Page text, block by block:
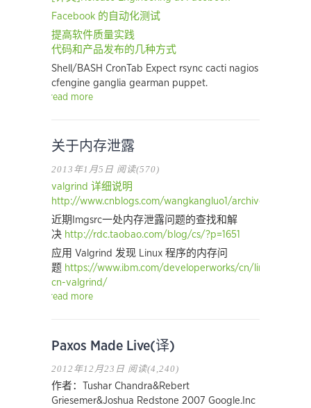
Facebook 的自动化测试
提高软件质量实践
代码和产品发布的几种方式
Shell/BASH CronTab Expect rsync cacti nagios
cfengine ganglia gearman puppet.
read more
关于内存泄露
2013年1月5日 阅读(570)
valgrind 详细说明
http://www.cnblogs.com/wangkangluo1/archive/2011/07/
近期Imgsrc一处内存泄露问题的查找和解
决 http://rdc.taobao.com/blog/cs/?p=1651
应用 Valgrind 发现 Linux 程序的内存问
题 https://www.ibm.com/developerworks/cn/linux/l-
cn-valgrind/
read more
Paxos Made Live(译)
2012年12月23日 阅读(4,240)
作者：Tushar Chandra&Rebert
Griesemer&Joshua Redstone 2007 Google.Inc